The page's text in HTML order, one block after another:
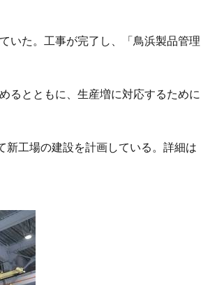
いた。工事が完了し、「鳥浜製品管理
るとともに、生産増に対応するために
工場の建設を計画している。詳細は